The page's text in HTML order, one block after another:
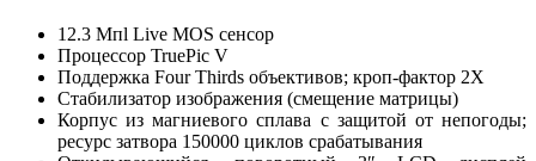
12.3 Мпl Live MOS сенсор
Процессор TruePic V
Поддержка Four Thirds объективов; кроп-фактор 2X
Стабилизатор изображения (смещение матрицы)
Корпус из магниевого сплава с защитой от непогоды;
ресурс затвора 150000 циклов срабатывания